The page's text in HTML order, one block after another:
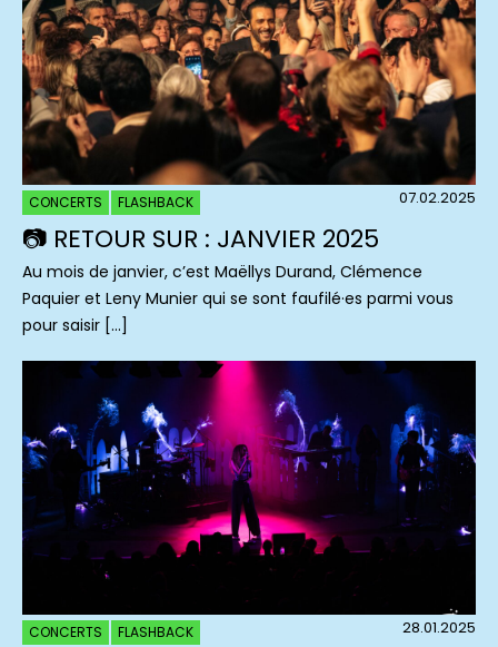
CONCERTS FLASHBACK 07.02.2025
📷 RETOUR SUR : JANVIER 2025
Au mois de janvier, c’est Maëllys Durand, Clémence
Paquier et Leny Munier qui se sont faufilé·es parmi vous
pour saisir […]
CONCERTS FLASHBACK 28.01.2025